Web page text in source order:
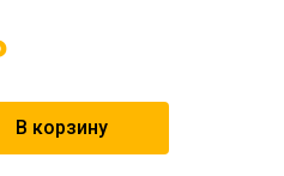
В корзину